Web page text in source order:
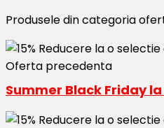
Produsele din categoria
Oferta precedenta
Summer Black Friday